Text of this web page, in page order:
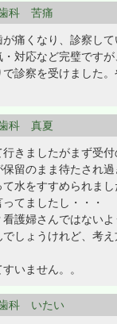
科 苦痛
痛くなり、診察し
対応など完璧です
診察を受けました
科 真夏
きましたがまず受付
留のまま待たされ過
水をすすめられま
てましたし・・・
護婦さんではないよ
しょうけれど、考
いません。。
科 いたい